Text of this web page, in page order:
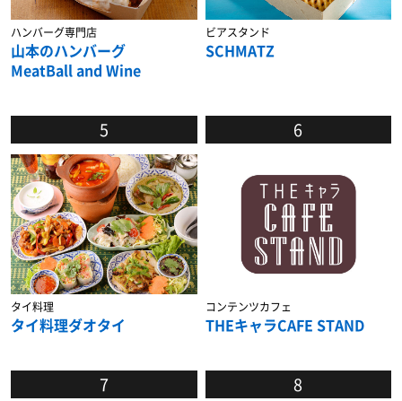
ハンバーグ専門店
山本のハンバーグ
MeatBall and Wine
ビアスタンド
SCHMATZ
5
タイ料理
タイ料理ダオタイ
6
コンテンツカフェ
THEキャラCAFE STAND
7 8